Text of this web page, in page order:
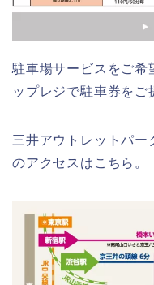
駐車場サービスをご希
ップレジで駐車券をご
三井アウトレットパー
のアクセスはこちら。